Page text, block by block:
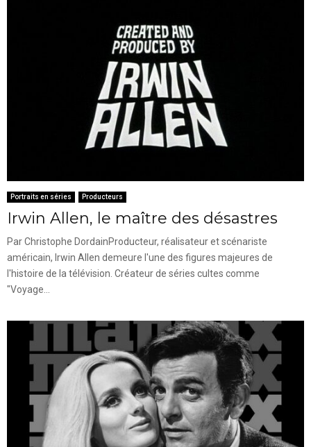
Portraits en séries Producteurs
Irwin Allen, le maître des désastres
Par Christophe DordainProducteur, réalisateur et scénariste
américain, Irwin Allen demeure l'une des figures majeures de
l'histoire de la télévision. Créateur de séries cultes comme
"Voyage...